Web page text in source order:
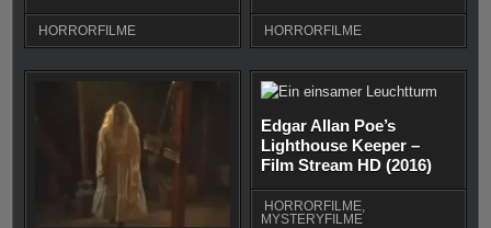
HORRORFILME HORRORFILME
Edgar Allan Poe’s
Lighthouse Keeper –
Film Stream HD (2016)
HORRORFILME
MYSTERYFILME